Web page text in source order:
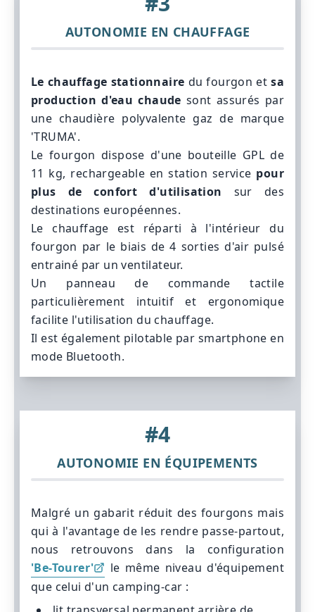
AUTONOMIE EN CHAUFFAGE
Le chauffage stationnaire du fourgon etsa
production d'eau chaude sont assurés par
une chaudière polyvalente gaz de marque
'TRUMA'.
Le fourgon dispose d'une bouteille GPL de
11 kg, rechargeable en station service pour
plus de confort d'utilisation sur des
destinations européennes.
Le chauffage est réparti à l'intérieur du
fourgon par le biais de 4 sorties d'air pulsé
entrainé par un ventilateur.
Un panneau de commande tactile
particulièrement intuitif et ergonomique
facilite l'utilisation du chauffage.
Il est également pilotable par smartphone en
mode Bluetooth.
#4
AUTONOMIE EN ÉQUIPEMENTS
Malgré un gabarit réduit des fourgons mais
qui à l'avantage de les rendre passe-partout,
nous retrouvons dans la configuration
'Be-Tourer'
le même niveau d'équipement
que celui d'un camping-car :